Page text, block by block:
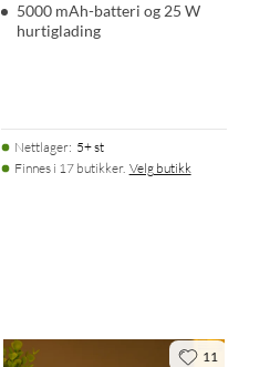
5000 mAh-batteri og 25 W
hurtiglading
Nettlager: 5+ st
Finnes i 17 butikker. Velg butikk
11